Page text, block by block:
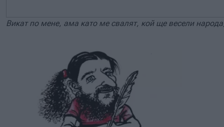
Викат по мене, ама като ме свалят, кой ще весели